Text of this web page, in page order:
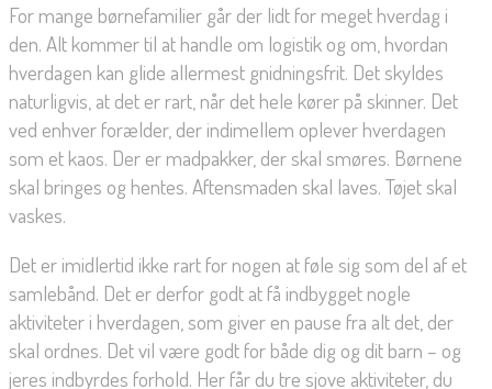
For mange børnefamilier går der lidt for meget hverdag i
den. Alt kommer til at handle om logistik og om, hvordan
hverdagen kan glide allermest gnidningsfrit. Det skyldes
naturligvis, at det er rart, når det hele kører på skinner. Det
ved enhver forælder, der indimellem oplever hverdagen
som et kaos. Der er madpakker, der skal smøres. Børnene
skal bringes og hentes. Aftensmaden skal laves. Tøjet skal
vaskes.
Det er imidlertid ikke rart for nogen at føle sig som del af et
samlebånd. Det er derfor godt at få indbygget nogle
aktiviteter i hverdagen, som giver en pause fra alt det, der
skal ordnes. Det vil være godt for både dig og dit barn – og
jeres indbyrdes forhold. Her får du tre sjove aktiviteter, du